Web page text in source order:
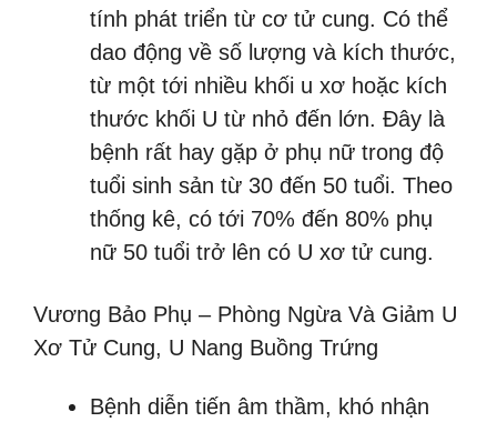
tính phát triển từ cơ tử cung. Có thể
dao động về số lượng và kích thước,
từ một tới nhiều khối u xơ hoặc kích
thước khối U từ nhỏ đến lớn. Đây là
bệnh rất hay gặp ở phụ nữ trong độ
tuổi sinh sản từ 30 đến 50 tuổi. Theo
thống kê, có tới 70% đến 80% phụ
nữ 50 tuổi trở lên có U xơ tử cung.
Vương Bảo Phụ – Phòng Ngừa Và Giảm U
Xơ Tử Cung, U Nang Buồng Trứng
Bệnh diễn tiến âm thầm, khó nhận